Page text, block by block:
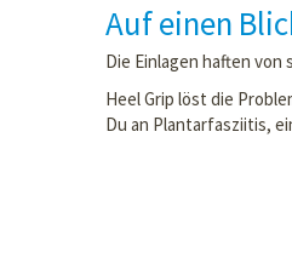
Auf einen
Die Einlagen haften
Heel Grip löst die
Du an Plantarfasziitis,